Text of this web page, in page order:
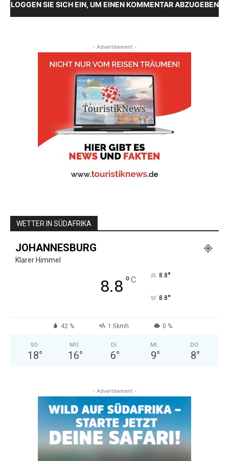
LOGGEN SIE SICH EIN, UM EINEN KOMMENTAR ABZUGEBEN
- Advertisement -
WETTER IN SÜDAFRIKA
JOHANNESBURG
Klarer Himmel
8.8°C 8.8°
8.8°
42 % 1.5kmh 0 %
SO.
18°
MO.
16°
DI.
6°
MI.
9°
DO.
8°
- Advertisement -